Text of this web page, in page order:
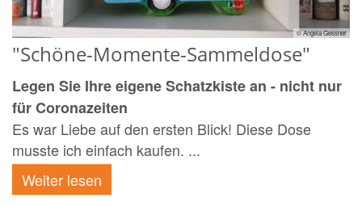
© Angela Gessner
"Schöne-Momente-Sammeldose"
Legen Sie Ihre eigene Schatzkiste an - nicht nur
für Coronazeiten
Es war Liebe auf den ersten Blick! Diese Dose
musste ich einfach kaufen. ...
Weiter lesen